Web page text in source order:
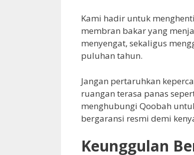
Kami hadir untuk
membran bakar yang
menyengat, sekaligus
puluhan tahun.
Jangan pertaruhkan
ruangan terasa panas
menghubungi Qoobah
bergaransi resmi demi
Keunggulan